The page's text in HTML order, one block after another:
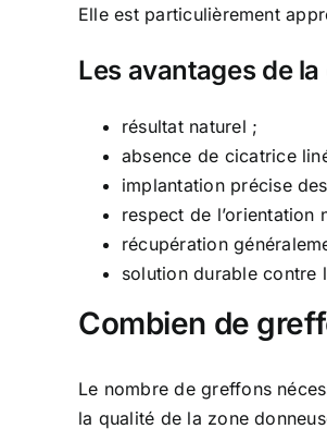
Elle est particulièrement
Les avantages de la
résultat naturel ;
absence de cicatrice
implantation précise
respect de l’orientation
récupération
solution durable contre
Combien de
Le nombre de greffons
la qualité de la zone